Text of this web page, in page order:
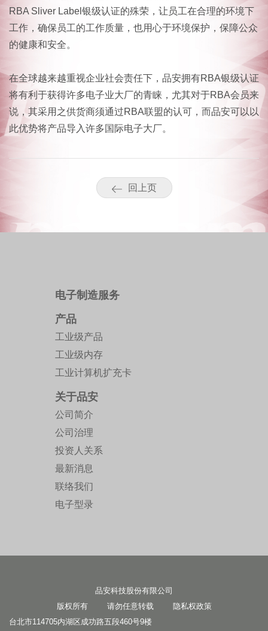
RBA Sliver Label银级认证的殊荣，让员工在合理的环境下
工作，确保员工的工作质量，也用心于环境保护，保障公众
的健康和安全。
在全球越来越重视企业社会责任下，品安拥有RBA银级认证
将有利于获得许多电子业大厂的青睐，尤其对于RBA会员来
说，其采用之供货商须通过RBA联盟的认可，而品安可以以
此优势将产品导入许多国际电子大厂。
回上页
电子制造服务
产品
工业级产品
工业级内存
工业计算机扩充卡
关于品安
公司简介
公司治理
投资人关系
最新消息
联络我们
电子型录
品安科技股份有限公司
版权所有 请勿任意转载 隐私权政策
台北市114705内湖区成功路五段460号9楼